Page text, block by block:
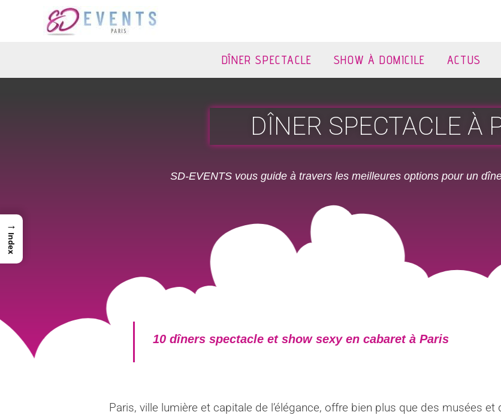
DÎNER SPECTACLE SHOW À DOMICILE ACTUS
DÎNER SPECTACLE À
SD-EVENTSvous guide à travers les meilleures options pour un
10 dîners spectacle et show sexy en cabaret à Paris
Paris, ville lumière et capitale de l’élégance, offre bien plus que des musées
→
Index